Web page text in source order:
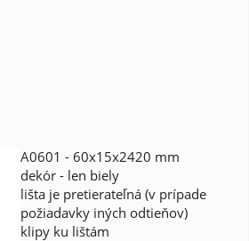
A0601 - 60x15x2420 mm
dekór - len biely
lišta je pretierateľná (v prípade
požiadavky iných odtieňov)
klipy ku lištám